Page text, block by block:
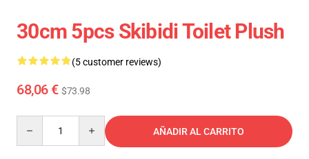
30cm 5pcs Skibidi Toilet Plush
(5 customer reviews)
68,06 € $73.98
AÑADIR AL CARRITO